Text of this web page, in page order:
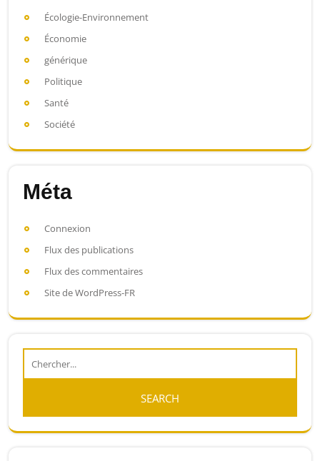
Écologie-Environnement
Économie
générique
Politique
Santé
Société
Méta
Connexion
Flux des publications
Flux des commentaires
Site de WordPress-FR